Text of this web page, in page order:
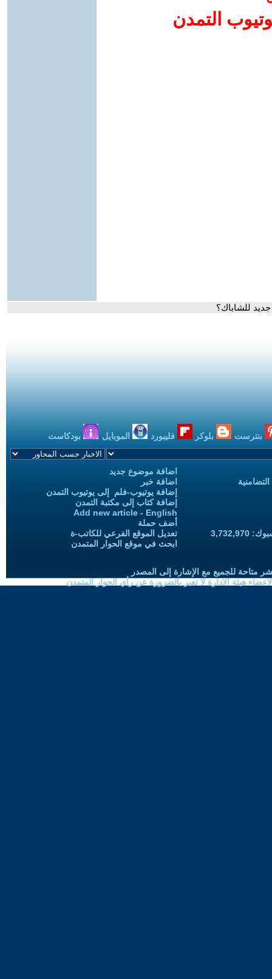
التمدن
للشاباك؟
بنترست بلوكر فليبورد الموبايل بودكاست
اضافة موضوع جديد
اضافة خبر
إضافة يوتيوب-فلم إلى يوتيوب التمدن
إضافة كتاب إلى مكتبة التمدن
Add new article - English
أضف حملة
تعديل الموقع الفرعي للكاتب-ة
ابحث في موقع الحوار المتمدن
متاحة للجميع مع الإشارة إلى المصدر
هيئة الادارة لا تعبر بالضرورة عن رأي الحوار المتمدن